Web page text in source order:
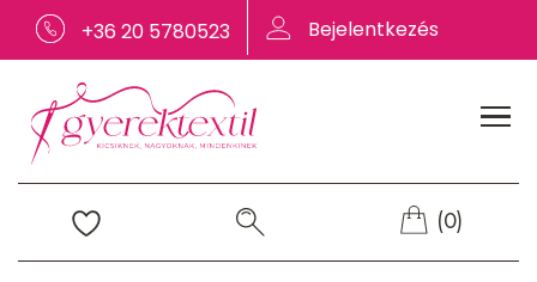
+36 20 5780523 Bejelentkezés
(0)